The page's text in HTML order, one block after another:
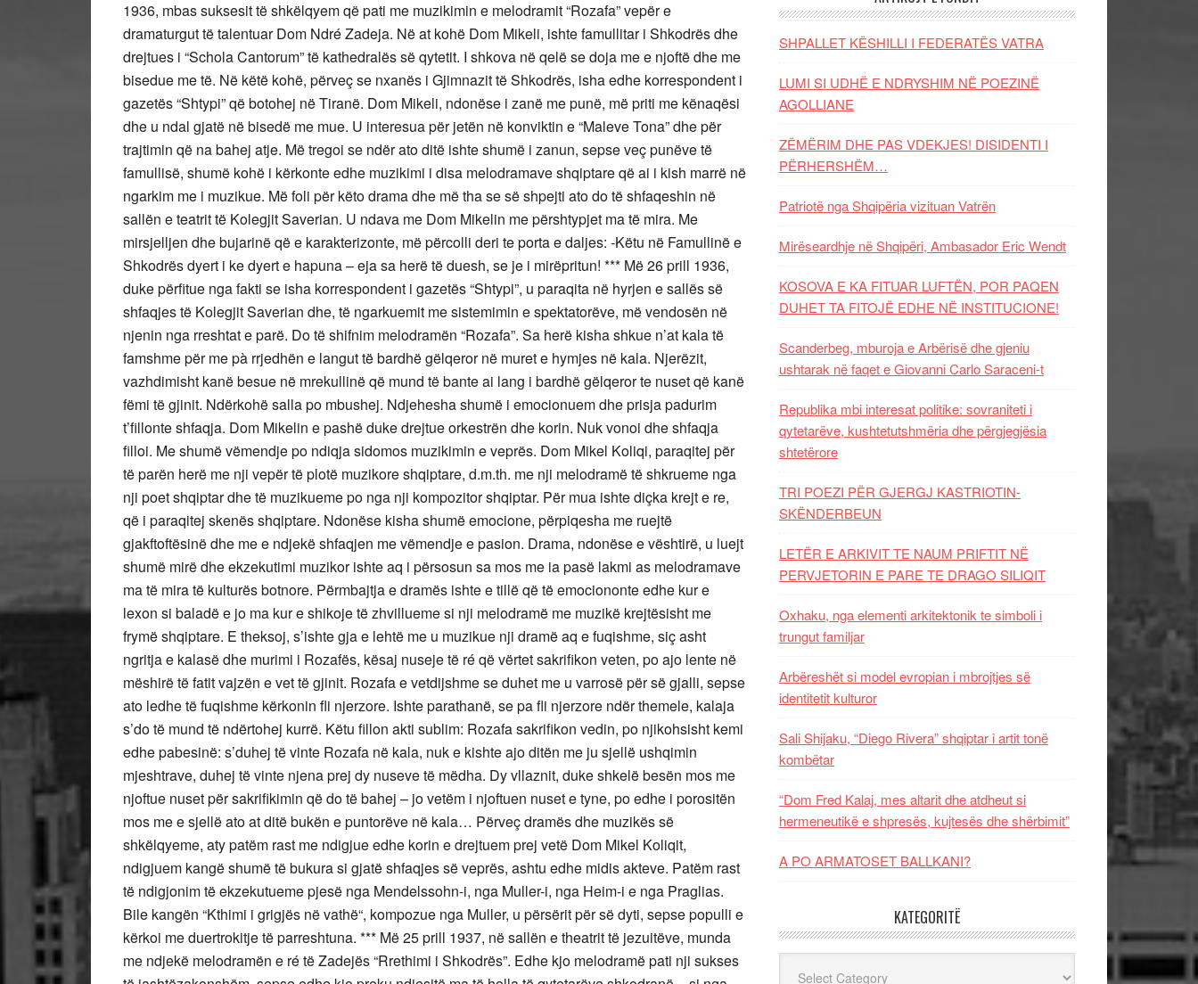
SHPALLET KËSHILLI I FEDERATËS VATRA
LUMI SI UDHË E NDRYSHIM NË POEZINË
AGOLLIANE
ZËMËRIM DHE PAS VDEKJES! DISIDENTI I
PËRHERSHËM…
Patriotë nga Shqipëria vizituan Vatrën
Mirëseardhje në Shqipëri, Ambasador Eric Wendt
KOSOVA E KA FITUAR LUFTËN, POR PAQEN
DUHET TA FITOJË EDHE NË INSTITUCIONE!
Scanderbeg, mburoja e Arbërisë dhe gjeniu
ushtarak në faqet e Giovanni Carlo Saraceni-t
Republika mbi interesat politike: sovraniteti i
qytetarëve, kushtetutshmëria dhe përgjegjësia
shtetërore
TRI POEZI PËR GJERGJ KASTRIOTIN-
SKËNDERBEUN
LETËR E ARKIVIT TE NAUM PRIFTIT NË
PERVJETORIN E PARE TE DRAGO SILIQIT
Oxhaku, nga elementi arkitektonik te simboli i
trungut familjar
Arbëreshët si model evropian i mbrojtjes së
identitetit kulturor
Sali Shijaku, “Diego Rivera” shqiptar i artit tonë
kombëtar
“Dom Fred Kalaj, mes altarit dhe atdheut si
hermeneutikë e shpresës, kujtesës dhe shërbimit”
A PO ARMATOSET BALLKANI?
KATEGORITË